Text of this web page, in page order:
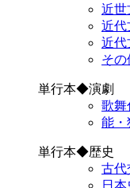
近世
近代
近代
その
単行本◆演劇
歌舞
能・
単行本◆歴史
古代
日